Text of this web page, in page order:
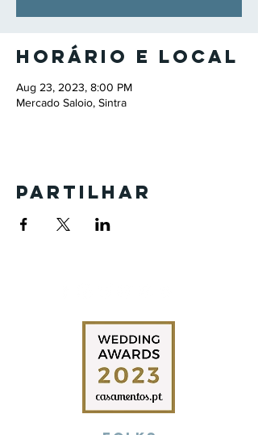
Horário e local
Aug 23, 2023, 8:00 PM
Mercado Saloio, Sintra
Partilhar